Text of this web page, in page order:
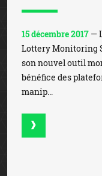
15 décembre 2017 —
Lottery Monitoring
son nouvel outil
bénéfice des
manip...